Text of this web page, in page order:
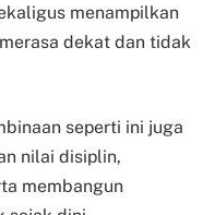
menampilkan
dekat dan tidak
seperti ini juga
nilai disiplin,
membangun